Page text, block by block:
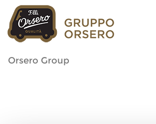
Orsero Group